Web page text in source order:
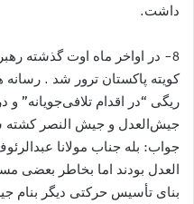
داشت.
8- در اواخر ماه اوت گذشته
كويته پاكستان ترور شد . رسانه
ريگى “در اقدام تلافی‌جویانه” و
جیش‌العدل و جيش النصر کشته
جواب: بله جناب مولانا
العدل بودند اما بخاطر بعضی
بنای تأسیس حرکتی دیگر